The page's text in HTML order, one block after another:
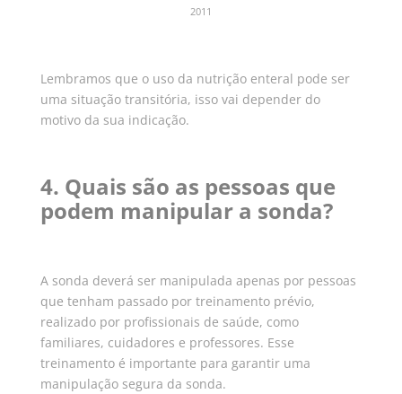
2011
Lembramos que o uso da nutrição enteral pode ser
uma situação transitória, isso vai depender do
motivo da sua indicação.
4. Quais são as pessoas que
podem manipular a sonda?
A sonda deverá ser manipulada apenas por pessoas
que tenham passado por treinamento prévio,
realizado por profissionais de saúde, como
familiares, cuidadores e professores. Esse
treinamento é importante para garantir uma
manipulação segura da sonda.